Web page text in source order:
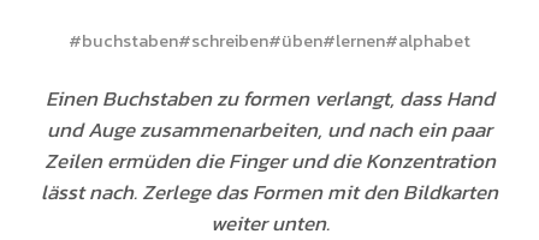
#buchstaben#schreiben#üben#lernen#alphabet
Einen Buchstaben zu formen verlangt, dass Hand
und Auge zusammenarbeiten, und nach ein paar
Zeilen ermüden die Finger und die Konzentration
lässt nach. Zerlege das Formen mit den Bildkarten
weiter unten.